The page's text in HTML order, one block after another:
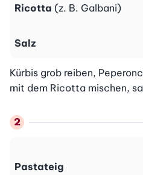
Ricotta (z. B. Galbani)
Salz
Kürbis grob reiben,
mit dem Ricotta mischen,
Pastateig